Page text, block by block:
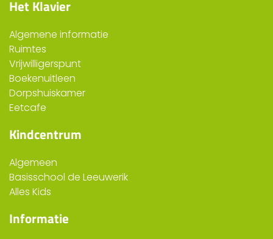
Het Klavier
Algemene informatie
Ruimtes
Vrijwilligerspunt
Boekenuitleen
Dorpshuiskamer
Eetcafe
Kindcentrum
Algemeen
Basisschool de Leeuwerik
Alles Kids
Informatie